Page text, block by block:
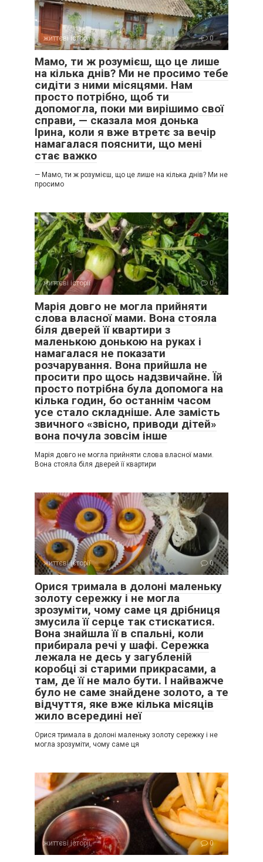
життєві історії 0
Мамо, ти ж розумієш, що це лише
на кілька днів? Ми не просимо тебе
сидіти з ними місяцями. Нам
просто потрібно, щоб ти
допомогла, поки ми вирішимо свої
справи, — сказала моя донька
Ірина, коли я вже втретє за вечір
намагалася пояснити, що мені
стає важко
— Мамо, ти ж розумієш, що це лише на кілька днів? Ми не
просимо
життєві історії 0
Марія довго не могла прийняти
слова власної мами. Вона стояла
біля дверей її квартири з
маленькою донькою на руках і
намагалася не показати
розчарування. Вона прийшла не
просити про щось надзвичайне. Їй
просто потрібна була допомога на
кілька годин, бо останнім часом
усе стало складніше. Але замість
звичного «звісно, приводи дітей»
вона почула зовсім інше
Марія довго не могла прийняти слова власної мами.
Вона стояла біля дверей її квартири
життєві історії 0
Орися тримала в долоні маленьку
золоту сережку і не могла
зрозуміти, чому саме ця дрібниця
змусила її серце так стискатися.
Вона знайшла її в спальні, коли
прибирала речі у шафі. Сережка
лежала не десь у загубленій
коробці зі старими прикрасами, а
там, де її не мало бути. І найважче
було не саме знайдене золото, а те
відчуття, яке вже кілька місяців
жило всередині неї
Орися тримала в долоні маленьку золоту сережку і не
могла зрозуміти, чому саме ця
життєві історії 0